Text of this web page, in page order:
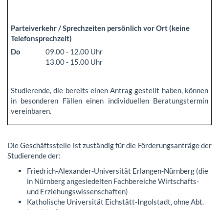
Parteiverkehr / Sprechzeiten persönlich vor Ort (keine
Telefonsprechzeit)
Do
09.00 - 12.00 Uhr
13.00 - 15.00 Uhr
Studierende, die bereits einen Antrag gestellt haben, können
in besonderen Fällen einen individuellen Beratungstermin
vereinbaren.
Die Geschäftsstelle ist zuständig für die Förderungsanträge der
Studierende der:
Friedrich-Alexander-Universität Erlangen-Nürnberg (die
in Nürnberg angesiedelten Fachbereiche Wirtschafts-
und Erziehungswissenschaften)
Katholische Universität Eichstätt-Ingolstadt, ohne Abt.